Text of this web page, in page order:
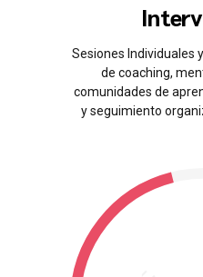
Sesiones Individuales
de coaching,
comunidades de
y seguimiento